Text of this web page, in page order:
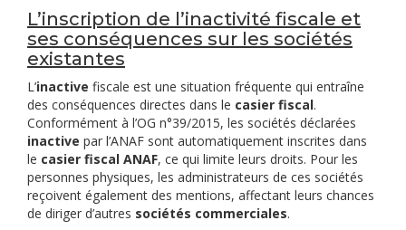
L’inscription de l’inactivité fiscale et
ses conséquences sur les sociétés
existantes
L’inactive fiscale est une situation fréquente qui entraîne
des conséquences directes dans le casier fiscal.
Conformément à l’OG n°39/2015, les sociétés déclarées
inactive par l’ANAF sont automatiquement inscrites dans
le casier fiscal ANAF, ce qui limite leurs droits. Pour les
personnes physiques, les administrateurs de ces sociétés
reçoivent également des mentions, affectant leurs chances
de diriger d’autres sociétés commerciales.